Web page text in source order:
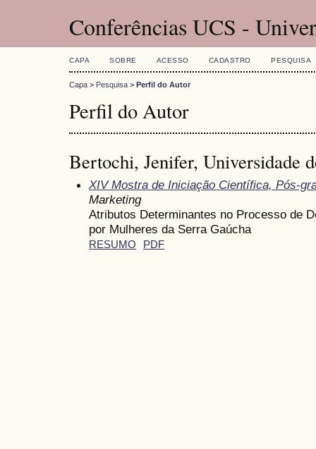
Conferências UCS -
CAPA SOBRE ACESSO CADASTRO PESQUISA
Capa > Pesquisa > Perfil do Autor
Perfil do Autor
Bertochi, Jenifer, Universidade
XIV Mostra de Iniciação Científica, Pós-
Marketing
Atributos Determinantes no Processo de
por Mulheres da Serra Gaúcha
RESUMO PDF